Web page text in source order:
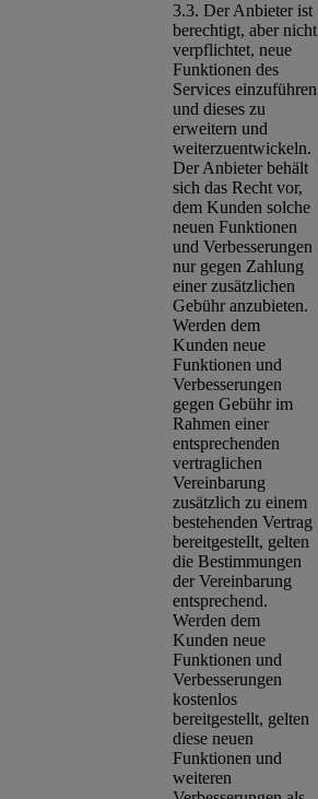
3.3. Der Anbieter ist
berechtigt, aber nicht
verpflichtet, neue
Funktionen des
Services einzuführen
und dieses zu
erweitern und
weiterzuentwickeln.
Der Anbieter behält
sich das Recht vor,
dem Kunden solche
neuen Funktionen
und Verbesserungen
nur gegen Zahlung
einer zusätzlichen
Gebühr anzubieten.
Werden dem
Kunden neue
Funktionen und
Verbesserungen
gegen Gebühr im
Rahmen einer
entsprechenden
vertraglichen
Vereinbarung
zusätzlich zu einem
bestehenden Vertrag
bereitgestellt, gelten
die Bestimmungen
der Vereinbarung
entsprechend.
Werden dem
Kunden neue
Funktionen und
Verbesserungen
kostenlos
bereitgestellt, gelten
diese neuen
Funktionen und
weiteren